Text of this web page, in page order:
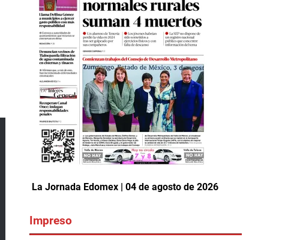
La Jornada Edomex | 04 de agosto de 2026
Impreso